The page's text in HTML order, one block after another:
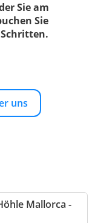
Sie am
Sie
uns
Mallorca -